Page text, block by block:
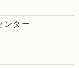
ンター